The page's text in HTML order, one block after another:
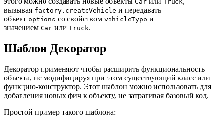
Car Truck
вызывая factory.createVehicle и передавать
объект options со свойством vehicleType и
значением Car или Truck.
Шаблон Декоратор
Декоратор применяют чтобы расширить функциональность
объекта, не модифицируя при этом существующий класс или
функцию-конструктор. Этот шаблон можно использовать для
добавления новых фич к объекту, не затрагивая базовый код.
Простой пример такого шаблона: